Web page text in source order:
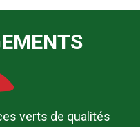
verts de qualités